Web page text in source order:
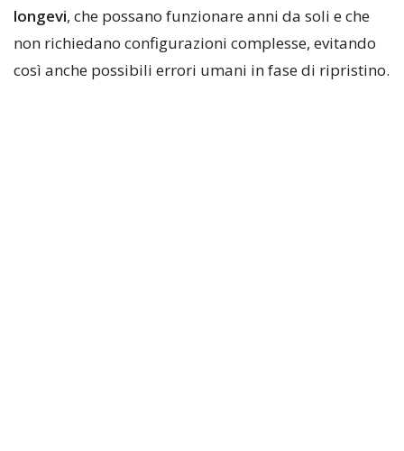
longevi, che possano funzionare anni da soli e che
non richiedano configurazioni complesse, evitando
così anche possibili errori umani in fase di ripristino.